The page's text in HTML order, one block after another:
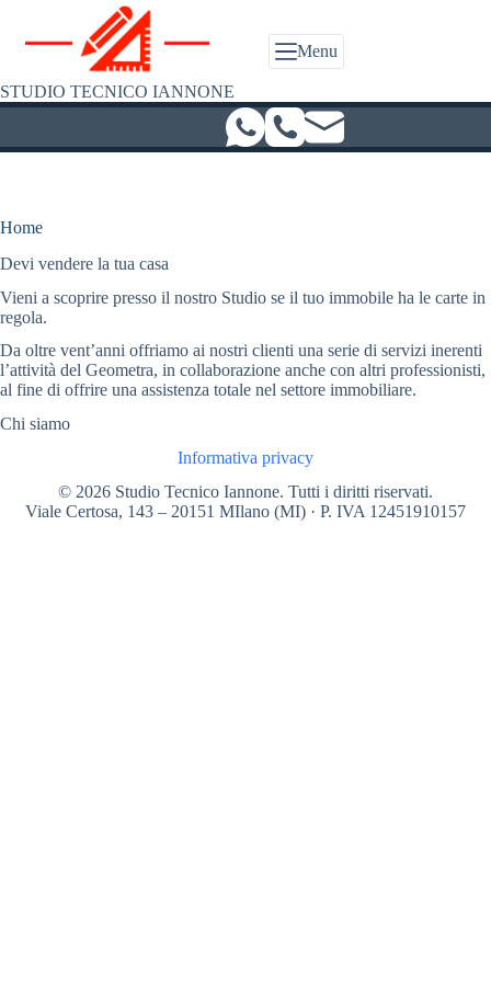
contenuto
STUDIO TECNICO IANNONE
Menu
Home
Devi vendere la tua casa
Vieni a scoprire presso il nostro Studio se il tuo immobile ha le carte in
regola.
Da oltre vent’anni offriamo ai nostri clienti una serie di servizi inerenti
l’attività del Geometra, in collaborazione anche con altri professionisti,
al fine di offrire una assistenza totale nel settore immobiliare.
Chi siamo
Informativa privacy
© 2026 Studio Tecnico Iannone. Tutti i diritti riservati.
Viale Certosa, 143 – 20151 MIlano (MI) · P. IVA 12451910157